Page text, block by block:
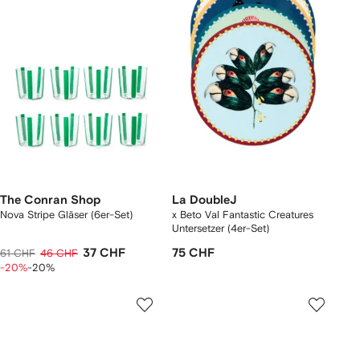
The Conran Shop
Nova Stripe Gläser (6er-Set)
61 CHF 46 CHF 37 CHF
-20%-20%
La DoubleJ
x Beto Val Fantastic Creatures
Untersetzer (4er-Set)
75 CHF